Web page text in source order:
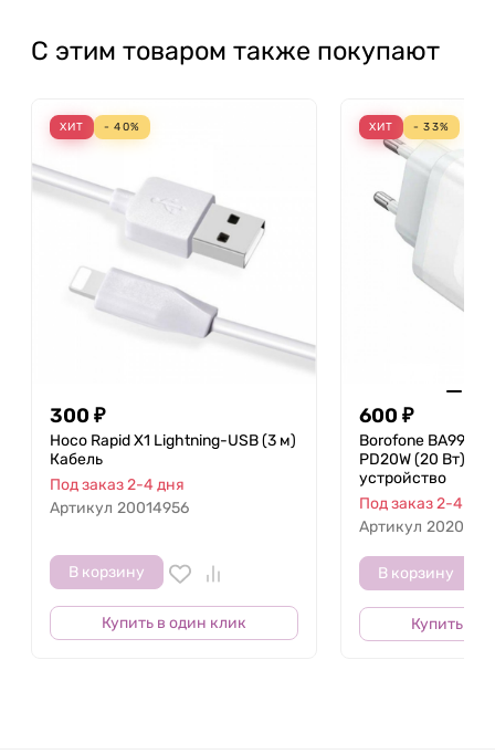
С этим товаром также покупают
ХИТ - 40%
300 ₽
Hoco Rapid X1 Lightning-USB (3 м)
Кабель
Под заказ 2-4 дня
Артикул 20014956
В корзину
Купить в один клик
ХИТ - 33%
600 ₽
Borofone BA99A
PD20W (20 Вт)
устройство
Под заказ 2-4 дня
Артикул
В корзину
Купить в